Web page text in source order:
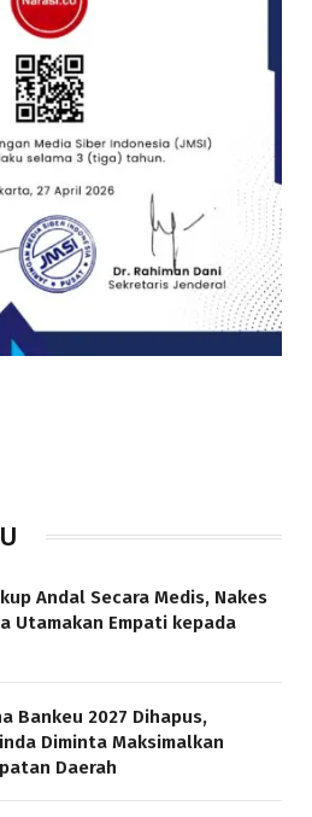
Andal Secara Medis, Nakes
Utamakan Empati kepada
Bankeu 2027 Dihapus,
Diminta Maksimalkan
Daerah